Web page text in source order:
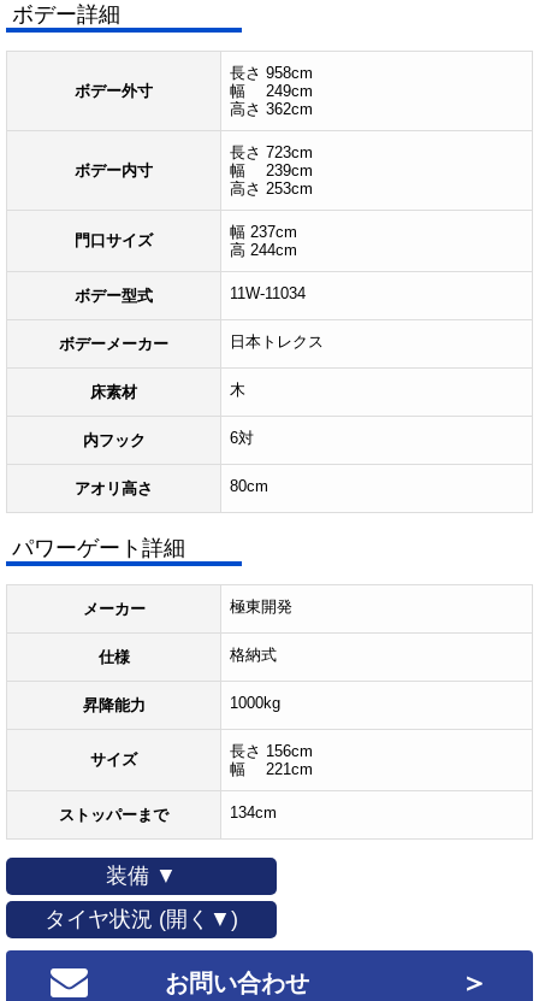
ボデー詳細
ボデー外寸
長さ 958cm
幅 249cm
高さ 362cm
ボデー内寸
長さ 723cm
幅 239cm
高さ 253cm
門口サイズ
幅 237cm
高 244cm
ボデー型式 11W-11034
ボデーメーカー 日本トレクス
床素材 木
内フック 6対
アオリ高さ 80cm
パワーゲート詳細
メーカー 極東開発
仕様 格納式
昇降能力 1000kg
サイズ
長さ 156cm
幅 221cm
ストッパーまで 134cm
装備 ▼
タイヤ状況 (開く▼)
お問い合わせ ＞